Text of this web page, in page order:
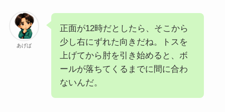
あげば
正面が12時だとしたら、そこから
少し右にずれた向きだね。トスを
上げてから肘を引き始めると、ボ
ールが落ちてくるまでに間に合わ
ないんだ。